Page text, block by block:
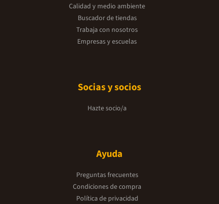
Calidad y medio ambiente
Buscador de tiendas
Trabaja con nosotros
Empresas y escuelas
Socias y socios
Hazte socio/a
Ayuda
Preguntas frecuentes
Condiciones de compra
Política de privacidad